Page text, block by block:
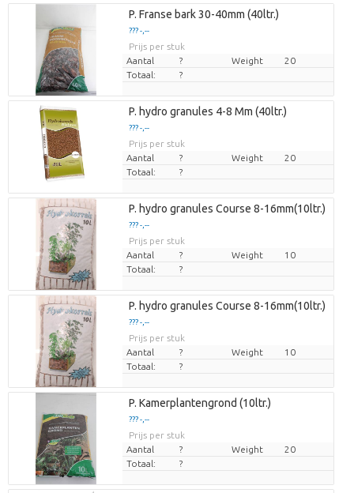
P. Franse bark 30-40mm (40ltr.)
??? -,--
Prijs per stuk
Aantal
? Weight
20
Totaal:
?
P. hydro granules 4-8 Mm (40ltr.)
??? -,--
Prijs per stuk
Aantal
? Weight
20
Totaal:
?
P. hydro granules Course 8-16mm(10ltr.)
??? -,--
Prijs per stuk
Aantal
? Weight
10
Totaal:
?
P. hydro granules Course 8-16mm(10ltr.)
??? -,--
Prijs per stuk
Aantal
? Weight
10
Totaal:
?
P. Kamerplantengrond (10ltr.)
??? -,--
Prijs per stuk
Aantal
? Weight
20
Totaal:
?